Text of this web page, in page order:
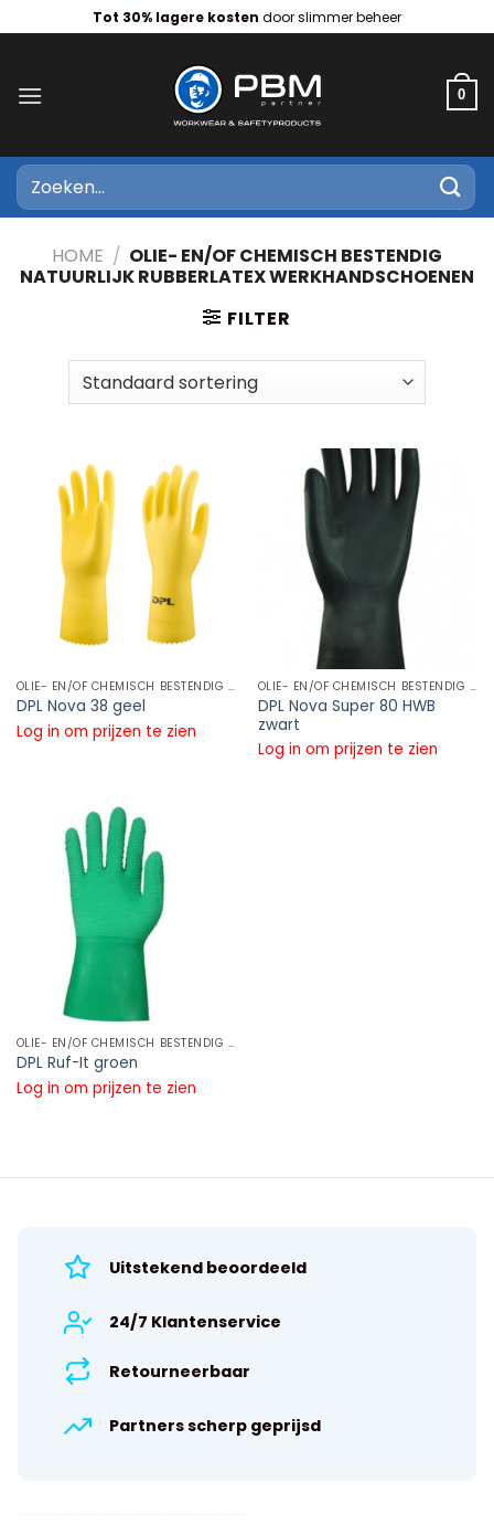
naar
Tot 30% lagere kosten door slimmer beheer
0
Zoeken
naar:
HOME / OLIE- EN/OF CHEMISCH BESTENDIG
NATUURLIJK RUBBERLATEX WERKHANDSCHOENEN
FILTER
OLIE- EN/OF CHEMISCH BESTENDIG NATUURLIJK RUBBERLATEX WERKHANDSCHOENEN
DPL Nova 38 geel
Log in om prijzen te zien
OLIE- EN/OF CHEMISCH BESTENDIG NATUURLIJK RUBBERLATEX WERKHANDSCHOENEN
DPL Nova Super 80 HWB
zwart
Log in om prijzen te zien
OLIE- EN/OF CHEMISCH BESTENDIG NATUURLIJK RUBBERLATEX WERKHANDSCHOENEN
DPL Ruf-It groen
Log in om prijzen te zien
Uitstekend beoordeeld
24/7 Klantenservice
Retourneerbaar
Partners scherp geprijsd